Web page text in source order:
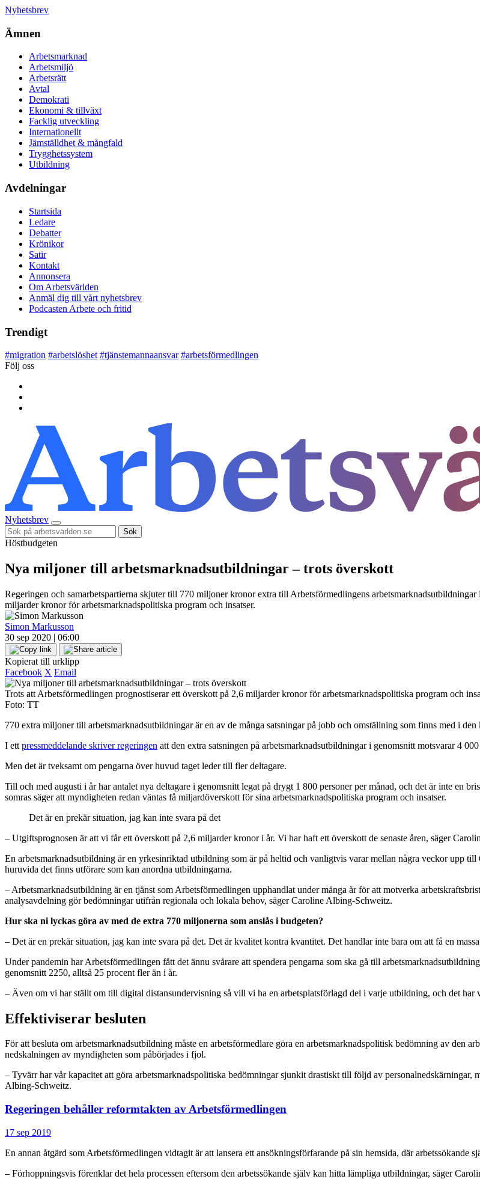
Nyhetsbrev
Ämnen
Arbetsmarknad
Arbetsmiljö
Arbetsrätt
Avtal
Demokrati
Ekonomi & tillväxt
Facklig utveckling
Internationellt
Jämställdhet & mångfald
Trygghetssystem
Utbildning
Avdelningar
Startsida
Ledare
Debatter
Krönikor
Satir
Kontakt
Annonsera
Om Arbetsvärlden
Anmäl dig till vårt nyhetsbrev
Podcasten Arbete och fritid
Trendigt
#migration #arbetslöshet #tjänstemannaansvar #arbetsförmedlingen
Följ oss
Nyhetsbrev
Sök
Höstbudgeten
Nya miljoner till arbetsmarknadsutbildningar – trots överskott
Regeringen och samarbetspartierna skjuter till 770 miljoner kronor extra till Arbetsförmedlingens
miljarder kronor för arbetsmarknadspolitiska program och insatser.
Simon Markusson
30 sep 2020 | 06:00
Kopierat till urklipp
Facebook X Email
Trots att Arbetsförmedlingen prognostiserar ett överskott på 2,6 miljarder kronor för arbetsmarknadspolitiska program och
Foto: TT
770 extra miljoner till arbetsmarknadsutbildningar är en av de många satsningar på jobb och omställning som finns med i den
I ett pressmeddelande skriver regeringen att den extra satsningen på arbetsmarknadsutbildningar i genomsnitt motsvarar 4
Men det är tveksamt om pengarna över huvud taget leder till fler deltagare.
Till och med augusti i år har antalet nya deltagare i genomsnitt legat på drygt 1 800 personer per månad, och det är inte en
somras säger att myndigheten redan väntas få miljardöverskott för sina arbetsmarknadspolitiska program och insatser.
Det är en prekär situation, jag kan inte svara på det
– Utgiftsprognosen är att vi får ett överskott på 2,6 miljarder kronor i år. Vi har haft ett överskott de senaste åren, säger
En arbetsmarknadsutbildning är en yrkesinriktad utbildning som är på heltid och vanligtvis varar mellan några veckor upp
huruvida det finns utförare som kan anordna utbildningarna.
– Arbetsmarknadsutbildning är en tjänst som Arbetsförmedlingen upphandlat under många år för att motverka
analysavdelning gör bedömningar utifrån regionala och lokala behov, säger Caroline Albing-Schweitz.
Hur ska ni lyckas göra av med de extra 770 miljonerna som anslås i budgeten?
– Det är en prekär situation, jag kan inte svara på det. Det är kvalitet kontra kvantitet. Det handlar inte bara om att få en
Under pandemin har Arbetsförmedlingen fått det ännu svårare att spendera pengarna som ska gå till
genomsnitt 2250, alltså 25 procent fler än i år.
– Även om vi har ställt om till digital distansundervisning så vill vi ha en arbetsplatsförlagd del i varje utbildning, och det
Effektiviserar besluten
För att besluta om arbetsmarknadsutbildning måste en arbetsförmedlare göra en arbetsmarknadspolitisk bedömning av den
nedskalningen av myndigheten som påbörjades i fjol.
– Tyvärr har vår kapacitet att göra arbetsmarknadspolitiska bedömningar sjunkit drastiskt till följd av personalnedskärningar,
Albing-Schweitz.
Regeringen behåller reformtakten av Arbetsförmedlingen
17 sep 2019
En annan åtgärd som Arbetsförmedlingen vidtagit är att lansera ett ansökningsförfarande på sin hemsida, där arbetssökande
– Förhoppningsvis förenklar det hela processen eftersom den arbetssökande själv kan hitta lämpliga utbildningar, säger